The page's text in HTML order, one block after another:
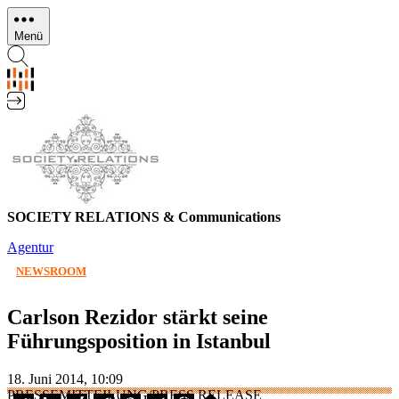
Direkt
zum
Inhalt
Menü
SOCIETY RELATIONS & Communications
Agentur
NEWSROOM
Carlson Rezidor stärkt seine
Führungsposition in Istanbul
18. Juni 2014, 10:09
PRESSEMITTEILUNG/PRESS RELEASE